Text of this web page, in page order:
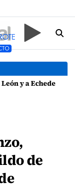
anomalías en contratos festivos
de